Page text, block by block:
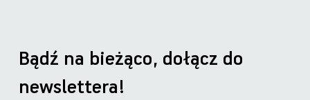
Bądź na bieżąco, dołącz do
newslettera!